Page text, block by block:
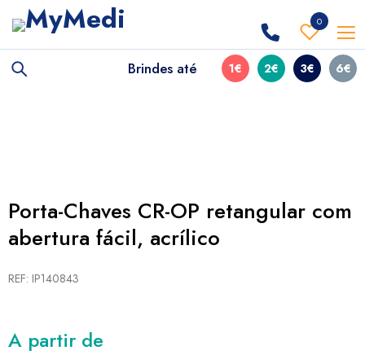
0
Brindes até 1€ 2€ 3€ 6€
Porta-Chaves CR-OP retangular com
abertura fácil, acrílico
REF: IP140843
A partir de